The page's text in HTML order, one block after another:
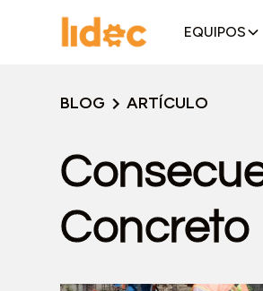
EQUIPOS
BLOG ARTÍCULO
Concreto